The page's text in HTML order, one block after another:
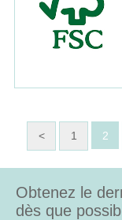
< 1 2
Obtenez le
dès que